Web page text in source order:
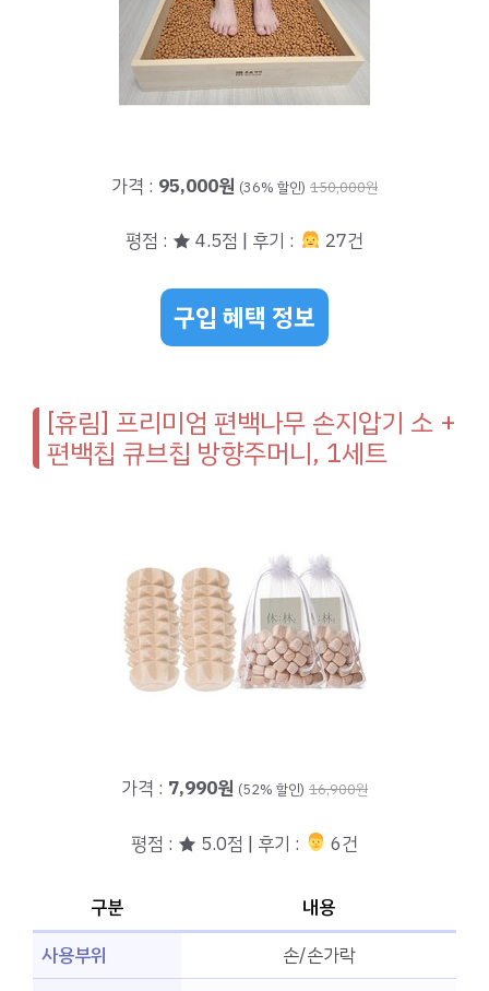
가격 : 95,000원 (36% 할인) 150,000원
평점 : ★ 4.5점 | 후기 : 27건
구입 혜택 정보
[휴림] 프리미엄 편백나무 손지압기 소 +
편백칩 큐브칩 방향주머니, 1세트
가격 : 7,990원 (52% 할인) 16,900원
평점 : ★ 5.0점 | 후기 : ‍‍ 6건
구분
내용
사용부위
손/손가락